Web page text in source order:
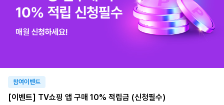
참여이벤트
[이벤트] TV쇼핑 앱 구매 10% 적립금 (신청필수)